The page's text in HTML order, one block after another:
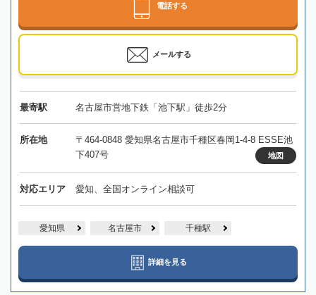
電話する
メールする
最寄駅 名古屋市営地下鉄「池下駅」徒歩2分
所在地
〒464-0848 愛知県名古屋市千種区春岡1-4-8 ESSE池
下407号
地図
対応エリア 愛知、全国オンライン相談可
愛知県 名古屋市 千種駅
詳細を見る